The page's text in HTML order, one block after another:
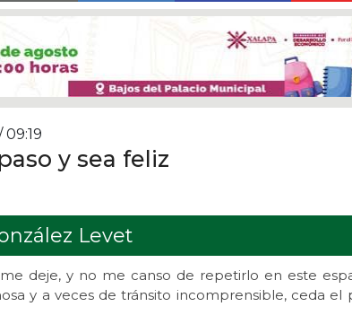
09:19
y sea feliz
Levet
deje, y no me canso de repetirlo en este
y a veces de tránsito incomprensible, ceda el